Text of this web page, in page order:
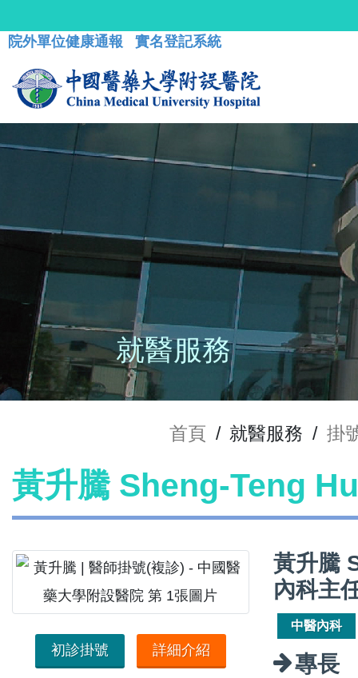
院外單位健康通報 實名登記系統
就醫服務
首頁 / 就醫服務 / 掛
黃升騰 Sheng-Teng
初診掛號 詳細介紹
黃升騰
內科主
中醫內科
專長